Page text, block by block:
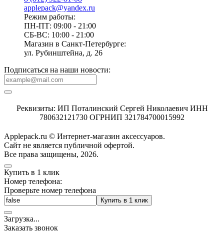
applepack@yandex.ru
Режим работы:
ПН-ПТ: 09:00 - 21:00
СБ-ВС: 10:00 - 21:00
Магазин в Санкт-Петербурге:
ул. Рубинштейна, д. 26
Подписаться на наши новости:
Реквизиты: ИП Поталинский Сергей Николаевич ИНН
780632121730 ОГРНИП 321784700015992
Applepack.ru © Интернет-магазин аксессуаров.
Cайт не является публичной офертой.
Все права защищены, 2026.
Купить в 1 клик
Номер телефона:
Проверьте номер телефона
Купить в 1 клик
Загрузка...
Заказать звонок